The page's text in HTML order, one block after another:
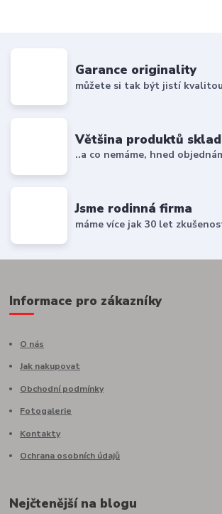
Garance originality
můžete si tak být jistí
Většina produktů
..a co nemáme, hned
Jsme rodinná firma
máme více jak 30 let
Informace pro zákazníky
O nás
Jak nakupovat
Obchodní podmínky
Fotogalerie
Kontakty
Ochrana osobních údajů
Nejčtenější na blogu